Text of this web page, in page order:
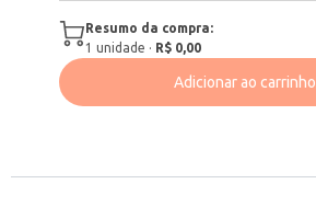
Resumo da compra:
1 unidade · R$ 0,00
Adicionar ao carrinho